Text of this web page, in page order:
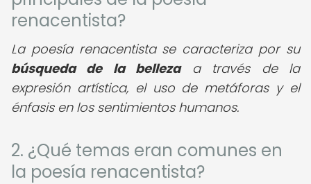
renacentista?
La poesía renacentista se caracteriza por su
búsqueda de la bellezaa través de la
expresión artística, el uso de metáforas y el
énfasis en los sentimientos humanos.
2. ¿Qué temas eran comunes en
la poesía renacentista?